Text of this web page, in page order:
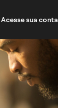
Acesse sua conta